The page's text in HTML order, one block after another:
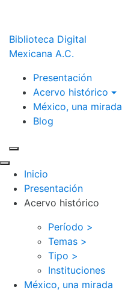
Biblioteca Digital
Mexicana A.C.
Presentación
Acervo histórico
México, una mirada
Blog
Inicio
Presentación
Acervo histórico
Período >
Temas >
Tipo >
Instituciones
México, una mirada